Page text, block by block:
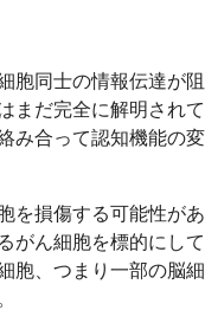
胞同士の情報伝達が阻
まだ完全に解明されて
み合って認知機能の変
を損傷する可能性があ
がん細胞を標的にして
胞、つまり一部の脳細